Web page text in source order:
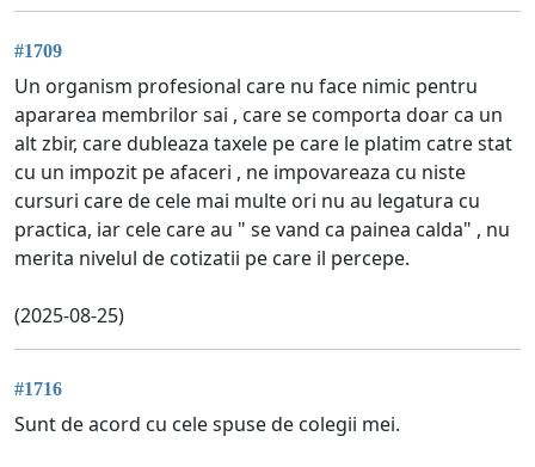
#1709
Un organism profesional care nu face nimic pentru
apararea membrilor sai , care se comporta doar ca un
alt zbir, care dubleaza taxele pe care le platim catre stat
cu un impozit pe afaceri , ne impovareaza cu niste
cursuri care de cele mai multe ori nu au legatura cu
practica, iar cele care au " se vand ca painea calda" , nu
merita nivelul de cotizatii pe care il percepe.
(2025-08-25)
#1716
Sunt de acord cu cele spuse de colegii mei.